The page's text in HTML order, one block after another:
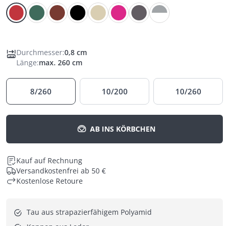
Durchmesser:0,8 cm
Länge:max. 260 cm
8/260 10/200 10/260
AB INS KÖRBCHEN
Kauf auf Rechnung
Versandkostenfrei ab 50 €
Kostenlose Retoure
Tau aus strapazierfähigem Polyamid